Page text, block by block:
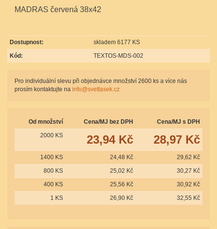
MADRAS červená 38x42
Dostupnost:
skladem 6177 KS
Kód:
TEXTOS-MDS-002
Pro individuální slevu při objednávce množství 2600 ks a více nás
prosím kontaktujte na info@svettasek.cz
Od množství Cena/MJ bez DPH
Cena/MJ s DPH
2000 KS
23,94 Kč 28,97 Kč
1400 KS 24,48 Kč
29,62 Kč
800 KS
25,02 Kč
30,27 Kč
400 KS
25,56 Kč
30,92 Kč
1 KS
26,90 Kč 32,55 Kč